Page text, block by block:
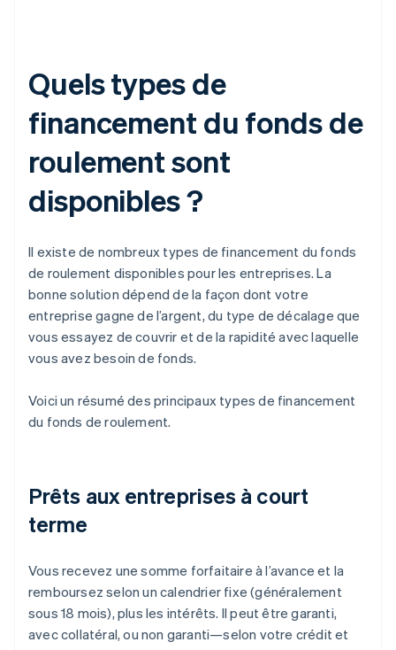
Quels types de
financement du fonds de
roulement sont
disponibles ?
Il existe de nombreux types de financement du fonds
de roulement disponibles pour les entreprises. La
bonne solution dépend de la façon dont votre
entreprise gagne de l’argent, du type de décalage que
vous essayez de couvrir et de la rapidité avec laquelle
vous avez besoin de fonds.
Voici un résumé des principaux types de financement
du fonds de roulement.
Prêts aux entreprises à court
terme
Vous recevez une somme forfaitaire à l’avance et la
remboursez selon un calendrier fixe (généralement
sous 18 mois), plus les intérêts. Il peut être garanti,
avec collatéral, ou non garanti—selon votre crédit et